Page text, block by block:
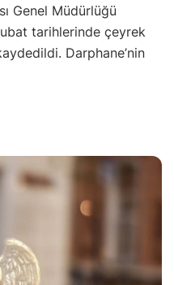
Genel Müdürlüğü
tarihlerinde çeyrek
Darphane’nin